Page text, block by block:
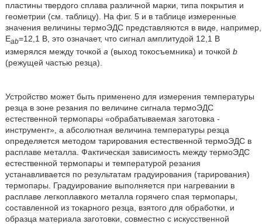
пластины твердого сплава различной марки, типа покрытия и
геометрии (см. таблицу). На фиг. 5 и в таблице измеренные
значения величины термоЭДС представляются в виде, например,
Eab=12,1 В, это означает, что сигнал амплитудой 12,1 В
измерялся между точкой а (выход токосъемника) и точкой b
(режущей частью резца).
Устройство может быть применено для измерения температуры
резца в зоне резания по величине сигнала термоЭДС
естественной термопары «обрабатываемая заготовка -
инструмент», а абсолютная величина температуры резца
определяется методом тарирования естественной термоЭДС в
расплаве металла. Фактическая зависимость между термоЭДС
естественной термопары и температурой резания
устанавливается по результатам градуирования (тарирования)
термопары. Градуирование выполняется при нагревании в
расплаве легкоплавкого металла горячего спая термопары,
составленной из токарного резца, взятого для обработки, и
образца материала заготовки, совместно с искусственной